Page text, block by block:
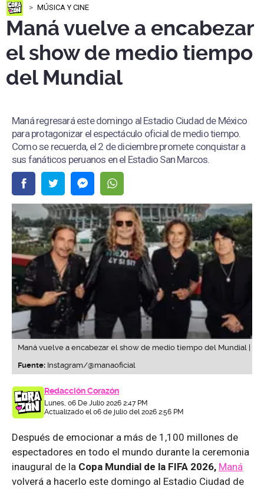
MÚSICA Y CINE
Maná vuelve a encabezar
el show de medio tiempo
del Mundial
Maná regresará este domingo al Estadio Ciudad de México
para protagonizar el espectáculo oficial de medio tiempo.
Como se recuerda, el 2 de diciembre promete conquistar a
sus fanáticos peruanos en el Estadio San Marcos.
Maná vuelve a encabezar el show de medio tiempo del Mundial |
Fuente: Instagram/@manaoficial
Redacción Corazón
Lunes, 06 De Julio 2026 2:47 PM
Actualizado el 06 de julio del 2026 2:56 PM
Después de emocionar a más de 1,100 millones de
espectadores en todo el mundo durante la ceremonia
inaugural de la Copa Mundial de la FIFA 2026, Maná
volverá a hacerlo este domingo al Estadio Ciudad de